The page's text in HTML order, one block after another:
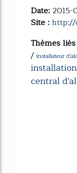
Date: 2015-
Site :http://
Thèmes
/ installateur
central